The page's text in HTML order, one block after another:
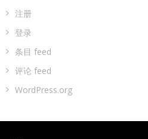
注册
登录
条目 feed
评论 feed
WordPress.org